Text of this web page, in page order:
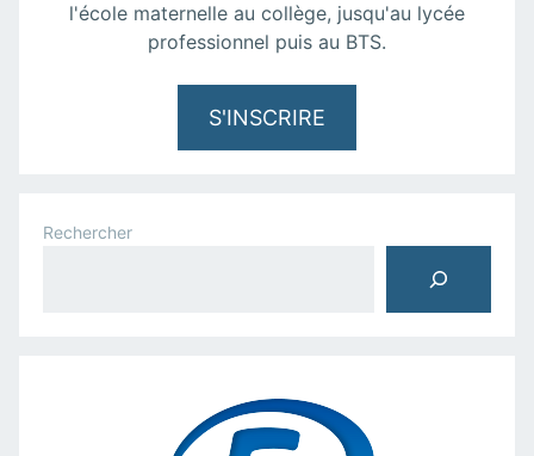
l'école maternelle au collège, jusqu'au lycée
professionnel puis au BTS.
S'INSCRIRE
Rechercher